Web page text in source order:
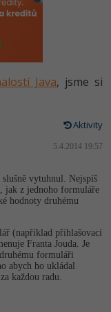
Java, jsme si
Aktivity
5.4.2014 19:57
vytuhnul. Nejspíš
jak z jednoho formuláře
hodnoty druhému
(například přihlašovací
Franta Jouda. Je
formuláři
abych ho ukládal
každou radu.